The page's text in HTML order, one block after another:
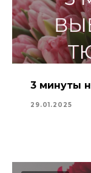
3 минуты
29.01.2025